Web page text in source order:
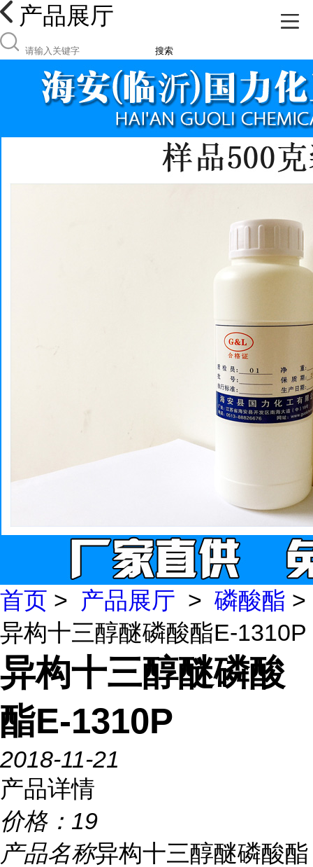
产品展厅
搜索
首页 > 产品展厅 > 磷酸酯 >
异构十三醇醚磷酸酯E-1310P
异构十三醇醚磷酸
酯E-1310P
2018-11-21
产品详情
价格： 19
产品名称异构十三醇醚磷酸酯